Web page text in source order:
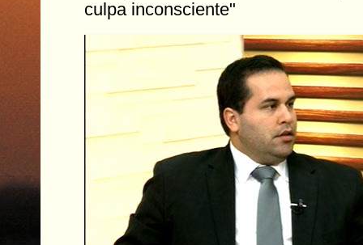
culpa inconsciente"